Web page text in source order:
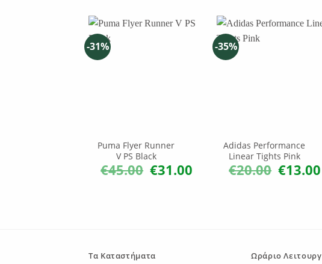
-31%
Puma Flyer Runner
V PS Black
€45.00 Original
price
€31.00Η
τρέχουσα
-35%
Adidas Performance
Linear Tights Pink
€20.00 Original
price
€13.00Η
Τα Καταστήματα Ωράριο